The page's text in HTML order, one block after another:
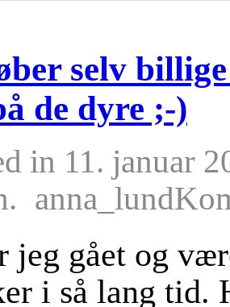
selv
de dyre ;-)
in 11. januar
anna_lund
jeg gået og
i så lang tid.